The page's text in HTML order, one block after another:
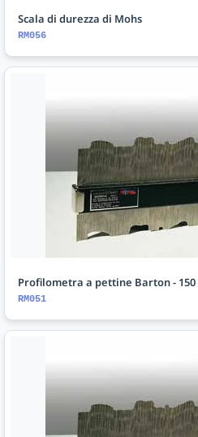
Scala di durezza di Mohs
RM056
Profilometra a pettine Barton - 150
RM051